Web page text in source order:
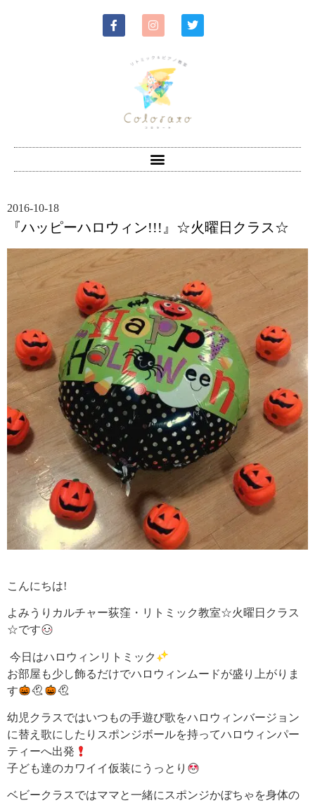
2016-10-18
『ハッピーハロウィン!!!』☆火曜日クラス☆
こんにちは!
よみうりカルチャー荻窪・リトミック教室☆火曜日クラス
☆です
今日はハロウィンリトミック
お部屋も少し飾るだけでハロウィンムードが盛り上がりま
す
幼児クラスではいつもの手遊び歌をハロウィンバージョン
に替え歌にしたりスポンジボールを持ってハロウィンパー
ティーへ出発
子ども達のカワイイ仮装にうっとり
ベビークラスではママと一緒にスポンジかぼちゃを身体の